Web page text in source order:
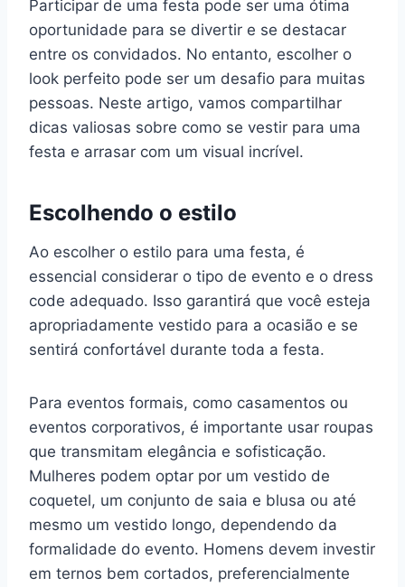
Participar de uma festa pode ser uma ótima
oportunidade para se divertir e se destacar
entre os convidados. No entanto, escolher o
look perfeito pode ser um desafio para muitas
pessoas. Neste artigo, vamos compartilhar
dicas valiosas sobre como se vestir para uma
festa e arrasar com um visual incrível.
Escolhendo o estilo
Ao escolher o estilo para uma festa, é
essencial considerar o tipo de evento e o dress
code adequado. Isso garantirá que você esteja
apropriadamente vestido para a ocasião e se
sentirá confortável durante toda a festa.
Para eventos formais, como casamentos ou
eventos corporativos, é importante usar roupas
que transmitam elegância e sofisticação.
Mulheres podem optar por um vestido de
coquetel, um conjunto de saia e blusa ou até
mesmo um vestido longo, dependendo da
formalidade do evento. Homens devem investir
em ternos bem cortados, preferencialmente